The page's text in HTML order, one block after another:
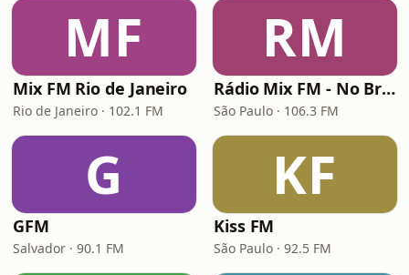
MF
Mix FM Rio de Janeiro
Rio de Janeiro · 102.1 FM
RM
Rádio Mix FM - No Break
São Paulo · 106.3 FM
G
GFM
Salvador · 90.1 FM
KF
Kiss FM
São Paulo · 92.5 FM